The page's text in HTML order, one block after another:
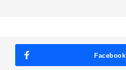
Facebook